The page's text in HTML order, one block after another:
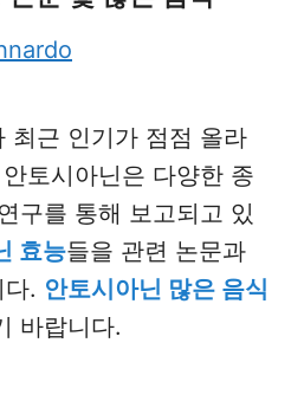
최근 인기가 점점 올라
토시아닌은 다양한 종
구를 통해 보고되고 있
효능들을 관련 논문과
. 안토시아닌 많은 음식
바랍니다.